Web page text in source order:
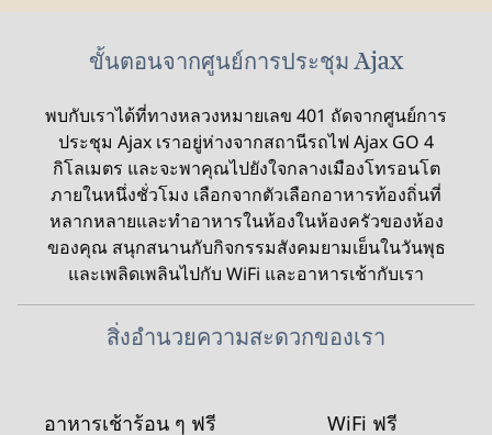
ขั้นตอนจากศูนย์การประชุม Ajax
พบกับเราได้ที่ทางหลวงหมายเลข 401 ถัดจากศูนย์การ
ประชุม Ajax เราอยู่ห่างจากสถานีรถไฟ Ajax GO 4
กิโลเมตร และจะพาคุณไปยังใจกลางเมืองโทรอนโต
ภายในหนึ่งชั่วโมง เลือกจากตัวเลือกอาหารท้องถิ่นที่
หลากหลายและทําอาหารในห้องในห้องครัวของห้อง
ของคุณ สนุกสนานกับกิจกรรมสังคมยามเย็นในวันพุธ
และเพลิดเพลินไปกับ WiFi และอาหารเช้ากับเรา
สิ่งอํานวยความสะดวกของเรา
อาหารเช้าร้อน ๆ ฟรี WiFi ฟรี